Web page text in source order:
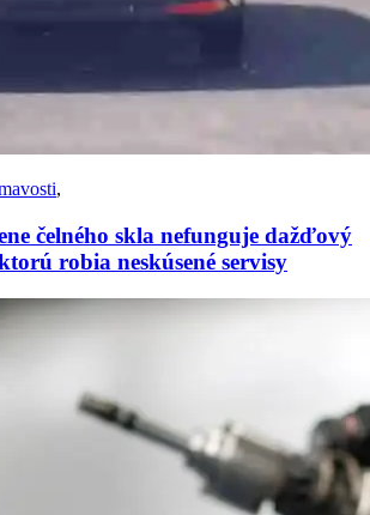
,
čelného skla nefunguje dažďový
robia neskúsené servisy